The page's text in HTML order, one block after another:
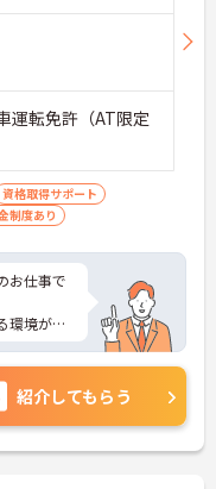
転免許（AT限定
資格取得サポート
制度あり
お仕事で
環境が整
、さらに
くださ
紹介してもらう